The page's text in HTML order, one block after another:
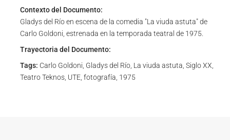
Contexto del Documento:
Gladys del Río en escena de la comedia "La viuda astuta" de
Carlo Goldoni, estrenada en la temporada teatral de 1975.
Trayectoria del Documento:
Tags: Carlo Goldoni, Gladys del Río, La viuda astuta, Siglo XX,
Teatro Teknos, UTE, fotografía, 1975